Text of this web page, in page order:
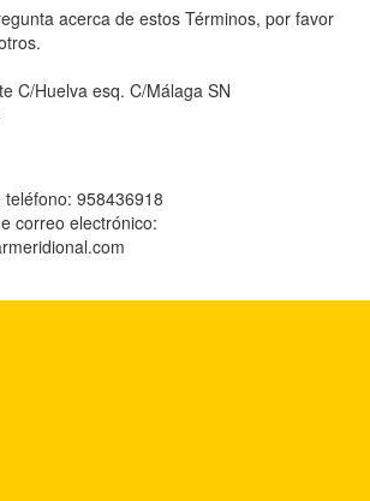
acerca de estos Términos, por favor
C/Huelva esq. C/Málaga SN
teléfono: 958436918
correo electrónico: